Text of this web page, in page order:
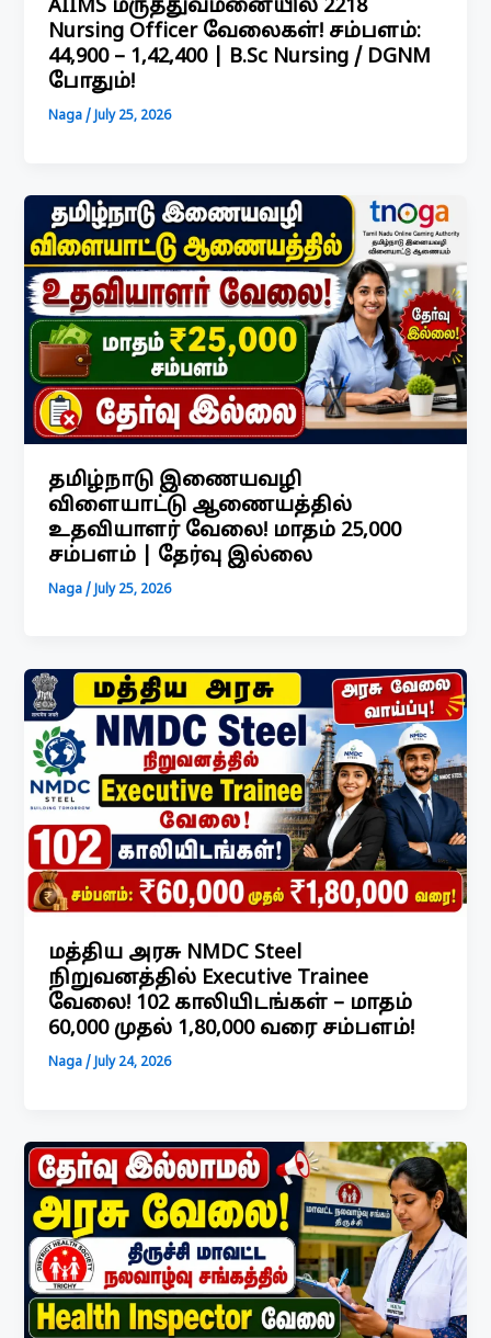
AIIMS மருத்துவமனையில் 2218
Nursing Officer வேலைகள்! சம்பளம்:
₹44,900 – ₹1,42,400 | B.Sc Nursing / DGNM
போதும்!
Naga/ July 25, 2026
தமிழ்நாடு இணையவழி
விளையாட்டு ஆணையத்தில்
உதவியாளர் வேலை! மாதம் ₹25,000
சம்பளம் | தேர்வு இல்லை
Naga / July 25, 2026
மத்திய அரசு NMDC Steel
நிறுவனத்தில் Executive Trainee
வேலை! 102 காலியிடங்கள் – மாதம்
₹60,000 முதல் ₹1,80,000 வரை சம்பளம்!
Naga/ July 24, 2026